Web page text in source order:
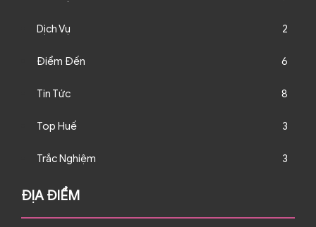
Dịch Vụ 2
Điểm Đến 6
Tin Tức 8
Top Huế 3
Trắc Nghiệm 3
ĐỊA ĐIỂM